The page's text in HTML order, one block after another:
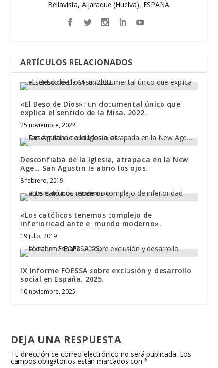
Bellavista, Aljaraque (Huelva), ESPAÑA.
ARTÍCULOS RELACIONADOS
«El Beso de Dios»: un documental único que
explica el sentido de la Misa. 2022.
25 noviembre, 2022
Desconfiaba de la Iglesia, atrapada en la New
Age… San Agustín le abrió los ojos.
8 febrero, 2019
«Los católicos tenemos complejo de
inferioridad ante el mundo moderno».
19 julio, 2019
IX Informe FOESSA sobre exclusión y desarrollo
social en España. 2025.
10 noviembre, 2025
DEJA UNA RESPUESTA
Tu dirección de correo electrónico no será publicada. Los
campos obligatorios están marcados con*